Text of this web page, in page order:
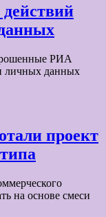
РИА
личных данных
проект
на основе смеси